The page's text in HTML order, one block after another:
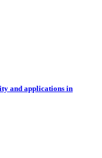
and applications in